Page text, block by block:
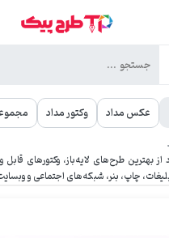
عکس مداد وکتور مداد
۱۱۶ مورد از بهترین طرح‌های لایه‌باز،
چاپ، بنر، شبکه‌های اجتماعی و